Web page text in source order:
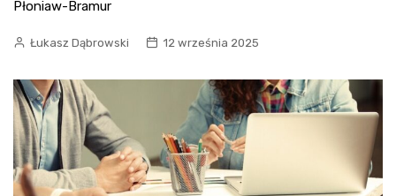
Płoniaw-Bramur
Łukasz Dąbrowski 12 września 2025